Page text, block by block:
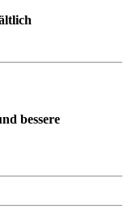
bessere